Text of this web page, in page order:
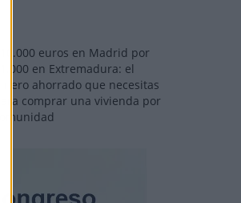
110.000 euros en Madrid por
31.000 en Extremadura: el
dinero ahorrado que necesitas
para comprar una vivienda por
comunidad